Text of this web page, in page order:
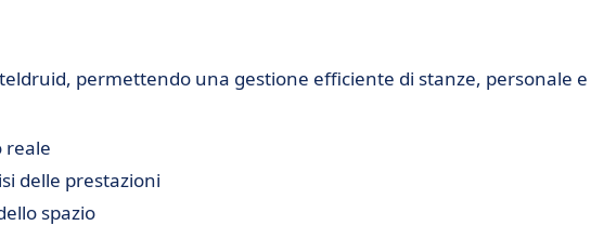
permettendo una gestione efficiente di stanze, personale e
reale
delle prestazioni
spazio